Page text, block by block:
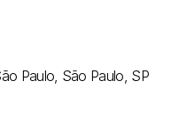
Paulo, São Paulo, SP